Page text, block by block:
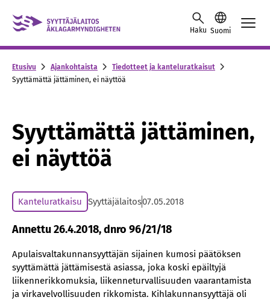
Skip to content -saavutettavuusohje
Haku Suomi
Etusivu Ajankohtaista
Tiedotteet ja kanteluratkaisut
Syyttämättä jättäminen, ei näyttöä
Syyttämättä jättäminen,
ei näyttöä
Kanteluratkaisu Syyttäjälaitos07.05.2018
Annettu 26.4.2018, dnro 96/21/18
Apulaisvaltakunnansyyttäjän sijainen kumosi päätöksen
syyttämättä jättämisestä asiassa, joka koski epäiltyjä
liikennerikkomuksia, liikenneturvallisuuden vaarantamista
ja virkavelvollisuuden rikkomista. Kihlakunnansyyttäjä oli